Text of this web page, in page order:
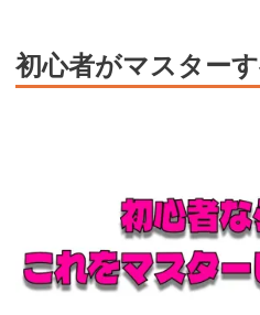
初心者がマスター